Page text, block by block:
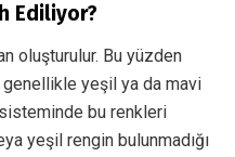
Ediliyor?
oluşturulur. Bu yüzden
yeşil ya da mavi
sisteminde bu renkleri
yeşil rengin bulunmadığı